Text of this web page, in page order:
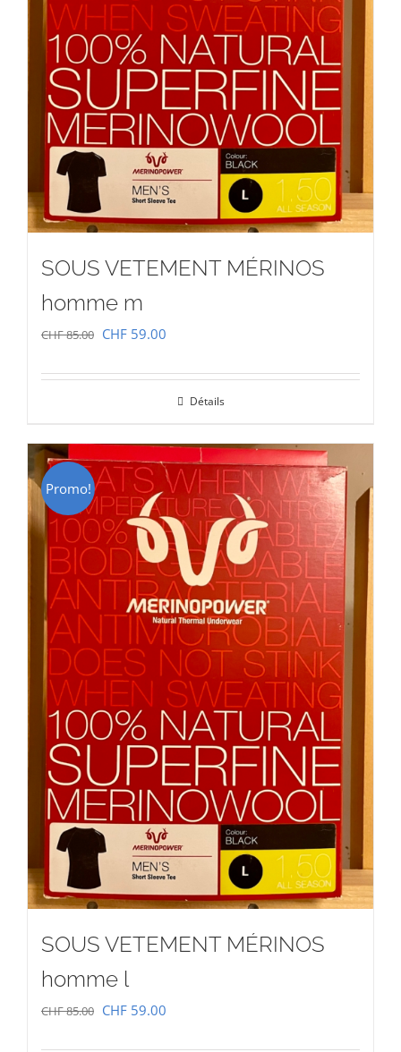
SOUS VETEMENT MÉRINOS
homme m
CHF85.00 Le
CHF 85.00.
CHF 59.00
CHF 59.00.
Détails
Promo!
SOUS VETEMENT MÉRINOS
homme l
CHF85.00 Le
CHF 59.00